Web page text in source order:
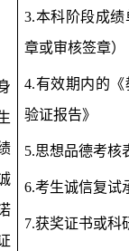
3.本科阶段成
章或审核签章）
4.有效期内的
验证报告》
5.思想品德考核
6.考生诚信复试
7.获奖证书或科